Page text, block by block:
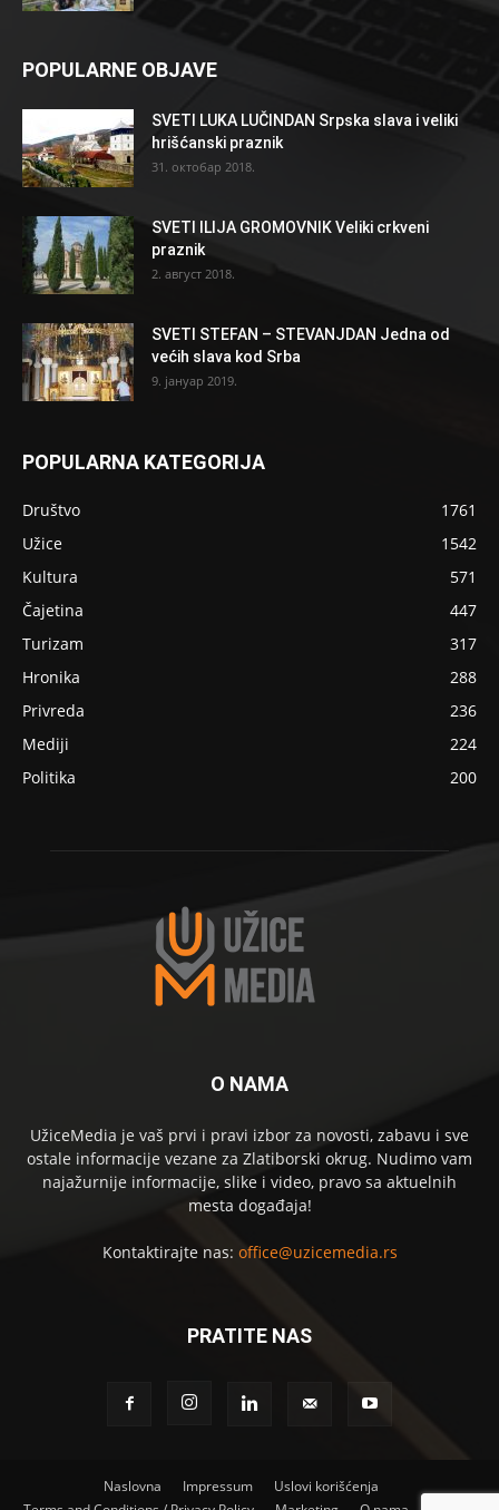
POPULARNE OBJAVE
SVETI LUKA LUČINDAN Srpska slava i veliki
hrišćanski praznik
31. октобар 2018.
SVETI ILIJA GROMOVNIK Veliki crkveni
praznik
2. август 2018.
SVETI STEFAN – STEVANJDAN Jedna od
većih slava kod Srba
9. јануар 2019.
POPULARNA KATEGORIJA
Društvo
1761
Užice
1542
Kultura
571
Čajetina
447
Turizam
317
Hronika
288
Privreda
236
Mediji
224
Politika
200
O NAMA
UžiceMedia je vaš prvi i pravi izbor za novosti, zabavu i sve
ostale informacije vezane za Zlatiborski okrug. Nudimo vam
najažurnije informacije, slike i video, pravo sa aktuelnih
mesta događaja!
Kontaktirajte nas: office@uzicemedia.rs
PRATITE NAS
Naslovna Impressum
Uslovi korišćenja